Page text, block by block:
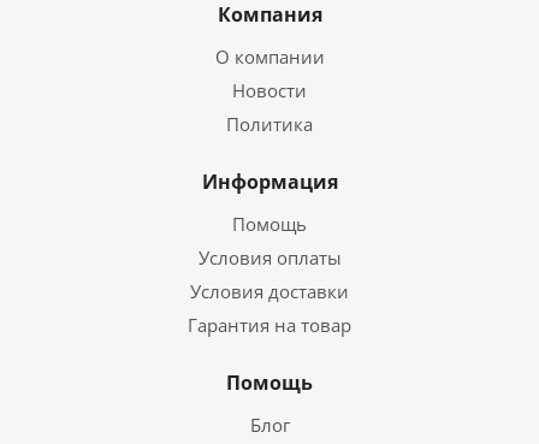
Компания
О компании
Новости
Политика
Информация
Помощь
Условия оплаты
Условия доставки
Гарантия на товар
Помощь
Блог